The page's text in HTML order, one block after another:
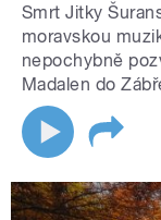
Smrt Jitky
moravskou
nepochybně
Madalen do